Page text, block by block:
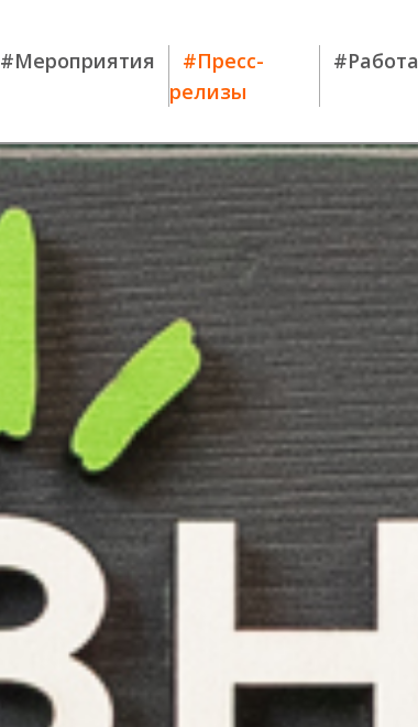
#Мероприятия
#Пресс-
релизы
#Работа